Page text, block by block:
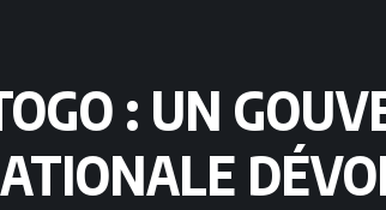
: UN